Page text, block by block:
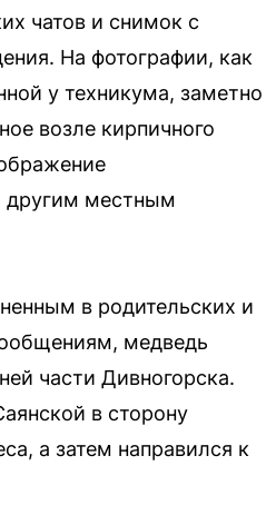
чатов и снимок с
На фотографии, как
у техникума, заметно
возле кирпичного
другим местным
в родительских и
медведь
части Дивногорска.
в сторону
а затем направился к